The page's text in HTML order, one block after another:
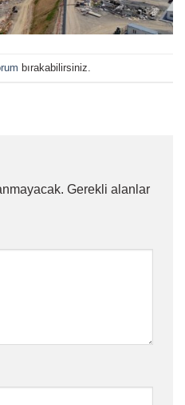
bırakabilirsiniz.
Gerekli alanlar